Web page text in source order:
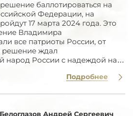
баллотироваться на
Федерации, на
17 марта 2024 года. Это
Владимира
все патриоты России, от
решение ждал
народ России с надеждой на
Подробнее
Белоглазов Андрей Сергеевич